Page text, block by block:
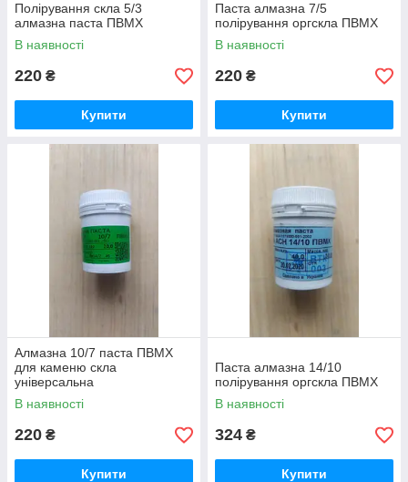
Полірування скла 5/3
алмазна паста ПВМХ
В наявності
220 ₴
Купити
Паста алмазна 7/5
полірування оргскла ПВМХ
В наявності
220 ₴
Купити
Алмазна 10/7 паста ПВМХ
для каменю скла
універсальна
В наявності
220 ₴
Купити
Паста алмазна 14/10
полірування оргскла ПВМХ
В наявності
324 ₴
Купити